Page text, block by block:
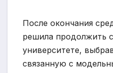
После окончания
решила продолжить
университете,
связанную с